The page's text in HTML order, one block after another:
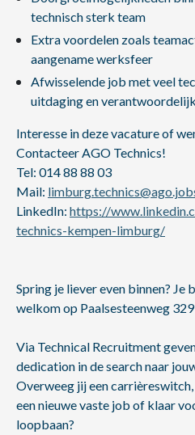
technisch sterk team
Extra voordelen zoals
aangename werksfeer
Afwisselende job met veel
uitdaging en
Interesse in deze vacature of
Contacteer AGO Technics!
Tel: 014 88 88 03
Mail:
LinkedIn: https://
technics-kempen-limburg/
Spring je liever even binnen? Je
welkom op Paalsesteenweg
Via Technical Recruitment
dedication in de search naar
Overweeg jij een
een nieuwe vaste job of klaar
loopbaan?